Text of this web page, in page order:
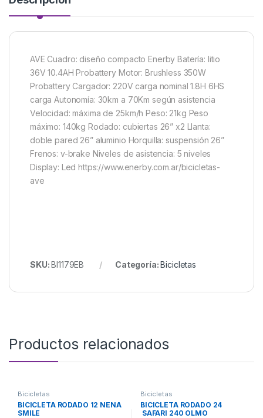
AVE Cuadro: diseño compacto Enerby Batería: litio
36V 10.4AH Probattery Motor: Brushless 350W
Probattery Cargador: 220V carga nominal 1.8H 6HS
carga Autonomía: 30km a 70Km según asistencia
Velocidad: máxima de 25km/h Peso: 21kg Peso
máximo: 140kg Rodado: cubiertas 26” x2 Llanta:
doble pared 26” aluminio Horquilla: suspensión 26”
Frenos: v-brake Niveles de asistencia: 5 niveles
Display: Led https://www.enerby.com.ar/bicicletas-
ave
SKU:BI1179EB Categoría:Bicicletas
Productos relacionados
Bicicletas
BICICLETA RODADO 12 NENA
SMILE
Bicicletas
BICICLETA RODADO 24
SAFARI 240 OLMO